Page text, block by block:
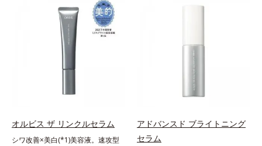
(*4)」を搭載。紫外線を浴びた膜が
厚く強靭に進化することで、紫外線
が強い環境でも汗やくずれから肌を
守り、美容成分(*5)の浸透を促進
(*6)します。有効成分「ナイアシン
アミド」配合。真皮のコラーゲン産
プローチ。保湿成分が日中の肌にも
うるおいを与え、明るくなめらかな
もに現れる年齢サイン(*5)について
み(*6)などが現れている状態である
「透明感のなさ」が現れることで大
人の肌印象に大きな影響を与えてい
ることが分かりました。そこでオル
ビスユー ドットシリーズは美容成
ら配合している美白有効成分「トラ
ネキサム酸」を配合しました。さら
オルビス ザ リンクルセラム
シワ改善×美白(*1)美容液。速攻型
アドバンスド ブライトニング
セラム